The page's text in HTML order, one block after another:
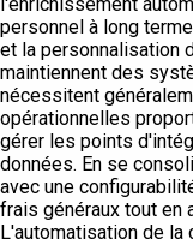
personnel à long
et la personnalisation
maintiennent des
nécessitent
opérationnelles
gérer les points
données. En se
avec une
frais généraux tout en
L'automatisation de la